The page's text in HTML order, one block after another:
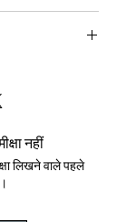
नहीं
लिखने वाले पहले